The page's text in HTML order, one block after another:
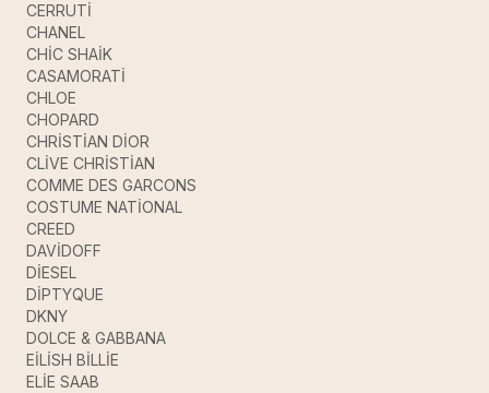
CERRUTİ
CHANEL
CHİC SHAİK
CASAMORATİ
CHLOE
CHOPARD
CHRİSTİAN DİOR
CLİVE CHRİSTİAN
COMME DES GARCONS
COSTUME NATİONAL
CREED
DAVİDOFF
DİESEL
DİPTYQUE
DKNY
DOLCE & GABBANA
EİLİSH BİLLİE
ELİE SAAB